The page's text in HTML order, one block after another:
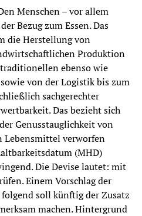
Menschen – vor allem
Bezug zum Essen. Das
die Herstellung von
Produktion
ebenso wie
von der Logistik bis zum
sachgerechter
Das bezieht sich
Genusstauglichkeit von
Lebensmittel verworfen
(MHD)
Die Devise lautet: mit
Einem Vorschlag der
soll künftig der Zusatz
machen. Hintergrund